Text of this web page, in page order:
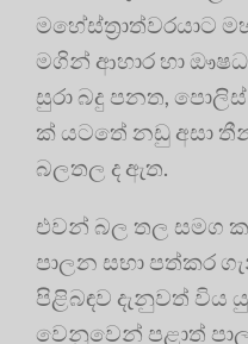
මහේස්ත්‍රාත්වරයාට
මගින් ආහාර හා
සුරා බදු පනත,
ක් යටතේ නඩු අසා
බලතල ද ඇත.
එවන් බල තල සමග
පාලන සභා පත්කර
පිළිබඳව දැනුවත් විය
වෙනුවෙන් පළාත්